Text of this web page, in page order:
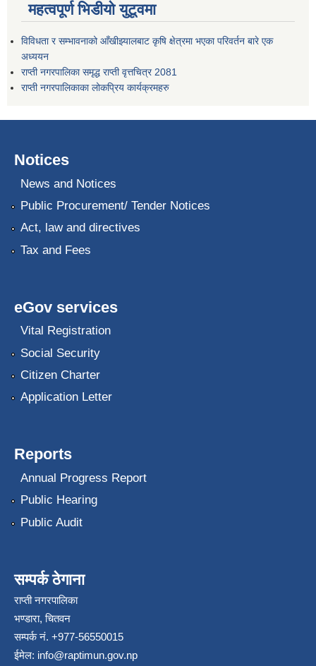
महत्वपूर्ण भिडीयो युटूवमा
विविधता र सम्भावनाको आँखीझ्यालबाट कृषि क्षेत्रमा भएका परिवर्तन बारे एक
अध्ययन
राप्ती नगरपालिका समृद्ध राप्ती वृत्तचित्र 2081
राप्ती नगरपालिकाका लोकप्रिय कार्यक्रमहरु
Notices
News and Notices
Public Procurement/ Tender Notices
Act, law and directives
Tax and Fees
eGov services
Vital Registration
Social Security
Citizen Charter
Application Letter
Reports
Annual Progress Report
Public Hearing
Public Audit
सम्पर्क ठेगाना
राप्ती नगरपालिका
भण्डारा, चितवन
सम्पर्क नं. +977-56550015
ईमेल: info@raptimun.gov.np